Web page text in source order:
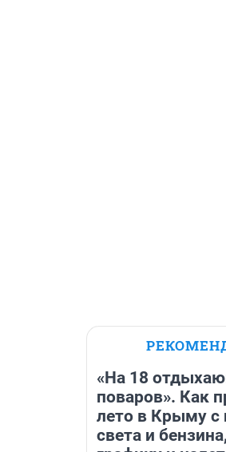
«На 18
поваров». Как
лето в Крыму с
света и